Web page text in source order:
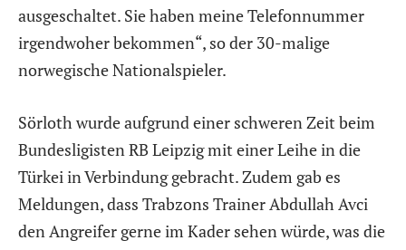
ausgeschaltet. Sie haben meine Telefonnummer
irgendwoher bekommen“, so der 30-malige
norwegische Nationalspieler.
Sörloth wurde aufgrund einer schweren Zeit beim
Bundesligisten RB Leipzig mit einer Leihe in die
Türkei in Verbindung gebracht. Zudem gab es
Meldungen, dass Trabzons Trainer Abdullah Avci
den Angreifer gerne im Kader sehen würde, was die